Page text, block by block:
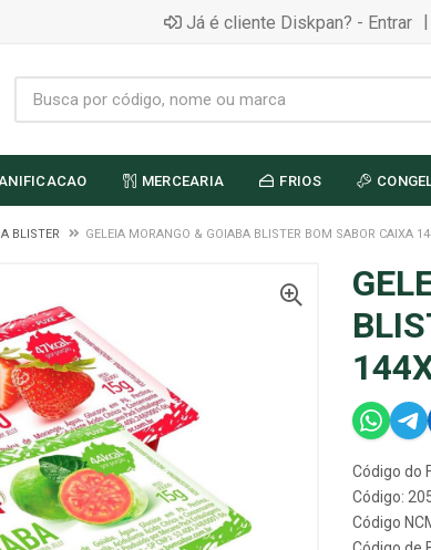
Já é cliente Diskpan? - Entrar |
MERCEARIA FRIOS
BLISTER GELEIA MORANGO & GOIABA BLISTER BOM SABOR CAIXA
Código do
Código:
Código